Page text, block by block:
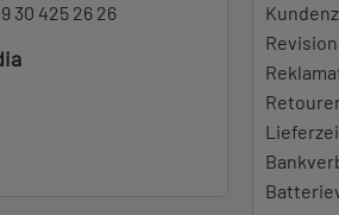
30 425 26 26